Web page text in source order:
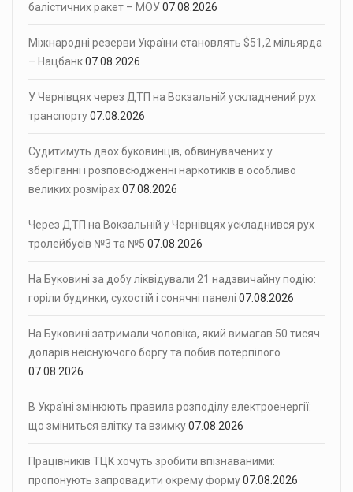
балістичних ракет – МОУ07.08.2026
Міжнародні резерви України становлять $51,2 мільярда
– Нацбанк07.08.2026
У Чернівцях через ДТП на Вокзальній ускладнений рух
транспорту07.08.2026
Судитимуть двох буковинців, обвинувачених у
зберіганні і розповсюдженні наркотиків в особливо
великих розмірах07.08.2026
Через ДТП на Вокзальній у Чернівцях ускладнився рух
тролейбусів №3 та №5 07.08.2026
На Буковині за добу ліквідували 21 надзвичайну подію:
горіли будинки, сухостій і сонячні панелі 07.08.2026
На Буковині затримали чоловіка, який вимагав 50 тисяч
доларів неіснуючого боргу та побив потерпілого
07.08.2026
В Україні змінюють правила розподілу електроенергії:
що зміниться влітку та взимку07.08.2026
Працівників ТЦК хочуть зробити впізнаваними:
пропонують запровадити окрему форму07.08.2026